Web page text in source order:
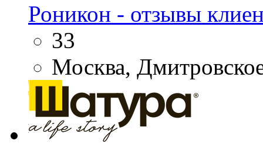
Роникон - отзывы
33
Москва,